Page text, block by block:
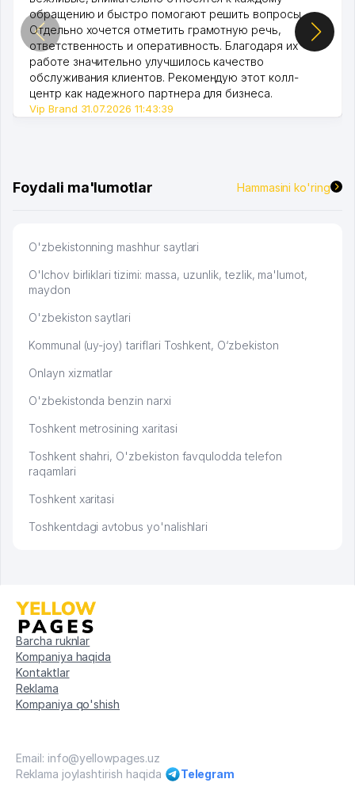
обращению и быстро помогают решить вопросы.
Отдельно хочется отметить грамотную речь,
ответственность и оперативность. Благодаря их
работе значительно улучшилось качество
обслуживания клиентов. Рекомендую этот колл-
центр как надежного партнера для бизнеса.
Vip Brand 31.07.2026 11:43:39
Foydali ma'lumotlar Hammasini ko'ring
O'zbekistonning mashhur saytlari
O'lchov birliklari tizimi: massa, uzunlik, tezlik, ma'lumot,
maydon
O'zbekiston saytlari
Kommunal (uy-joy) tariflari Toshkent, O‘zbekiston
Onlayn xizmatlar
O'zbekistonda benzin narxi
Toshkent metrosining xaritasi
Toshkent shahri, O'zbekiston favqulodda telefon
raqamlari
Toshkent xaritasi
Toshkentdagi avtobus yo'nalishlari
Barcha ruknlar
Kompaniya haqida
Kontaktlar
Reklama
Kompaniya qo'shish
Email: info@yellowpages.uz
Reklama joylashtirish haqida
Telegram